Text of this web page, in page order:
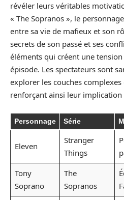
révéler leurs véritables
« The Sopranos », le
entre sa vie de mafieux et son
secrets de son passé et ses
éléments qui créent une
épisode. Les spectateurs sont
explorer les couches
renforçant ainsi leur
Personnage Série
Eleven
Stranger
Things
Tony
Soprano
The
Sopranos